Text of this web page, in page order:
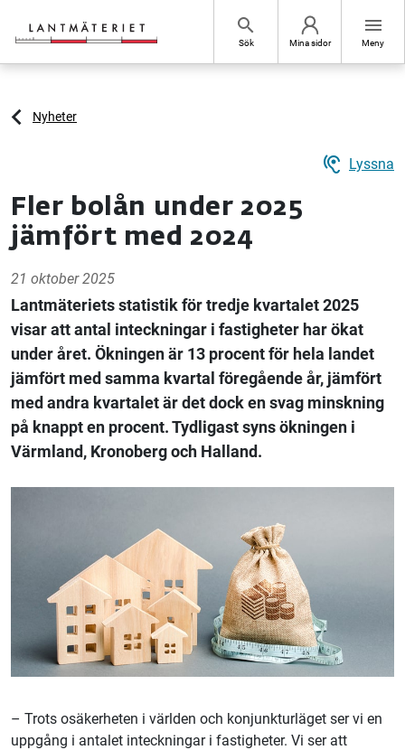
search
Sök Mina sidor
menu
Meny
Nyheter
hearing Lyssna
Fler bolån under 2025
jämfört med 2024
21 oktober 2025
Lantmäteriets statistik för tredje kvartalet 2025
visar att antal inteckningar i fastigheter har ökat
under året. Ökningen är 13 procent för hela landet
jämfört med samma kvartal föregående år, jämfört
med andra kvartalet är det dock en svag minskning
på knappt en procent. Tydligast syns ökningen i
Värmland, Kronoberg och Halland.
– Trots osäkerheten i världen och konjunkturläget ser vi en
uppgång i antalet inteckningar i fastigheter. Vi ser att